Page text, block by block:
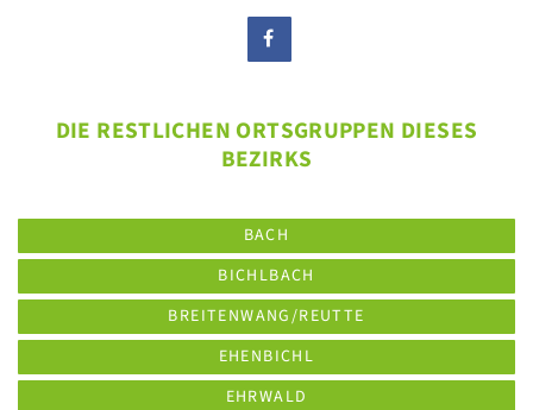
DIE RESTLICHEN ORTSGRUPPEN DIESES
BEZIRKS
BACH
BICHLBACH
BREITENWANG/REUTTE
EHENBICHL
EHRWALD